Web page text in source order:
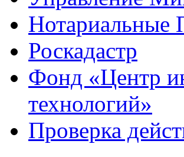
Нотариальные
Роскадастр
Фонд «Центр
технологий»
Проверка